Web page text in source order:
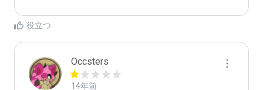
役立つ
Occsters
14年前